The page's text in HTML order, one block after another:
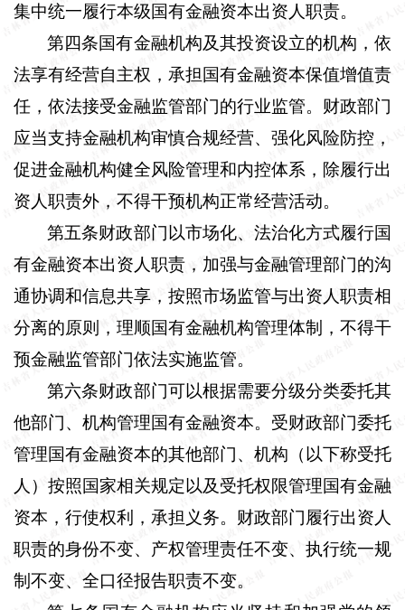
集中统一履行本级国有金融资本出资人职责。
第四条国有金融机构及其投资设立的机构，依
法享有经营自主权，承担国有金融资本保值增值责
任，依法接受金融监管部门的行业监管。财政部门
应当支持金融机构审慎合规经营、强化风险防控，
促进金融机构健全风险管理和内控体系，除履行出
资人职责外，不得干预机构正常经营活动。
第五条财政部门以市场化、法治化方式履行国
有金融资本出资人职责，加强与金融管理部门的沟
通协调和信息共享，按照市场监管与出资人职责相
分离的原则，理顺国有金融机构管理体制，不得干
预金融监管部门依法实施监管。
第六条财政部门可以根据需要分级分类委托其
他部门、机构管理国有金融资本。受财政部门委托
管理国有金融资本的其他部门、机构（以下称受托
人）按照国家相关规定以及受托权限管理国有金融
资本，行使权利，承担义务。财政部门履行出资人
职责的身份不变、产权管理责任不变、执行统一规
制不变、全口径报告职责不变。